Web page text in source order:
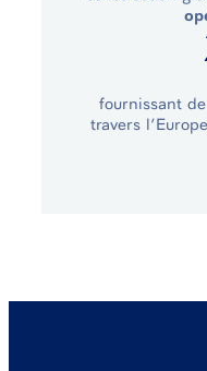
fournissant
travers